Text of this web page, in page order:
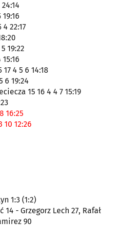
22:17
19:22
4 5 6 14:18
6 19:24
15 16 4 4 7 15:19
16:25
10 12:26
1:3 (1:2)
14 - Grzegorz Lech 27, Rafał
90